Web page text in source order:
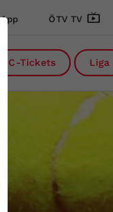
ÖTV TV
DC-Tickets Liga